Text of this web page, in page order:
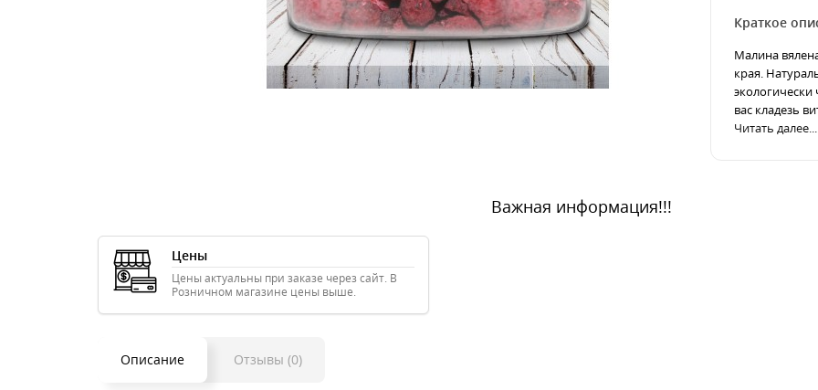
Краткое
Малина
края.
вас кладезь
Читать далее...
Важная информация!!!
Цены
Цены актуальны при заказе через сайт. В
Розничном магазине цены выше.
Описание Отзывы (0)